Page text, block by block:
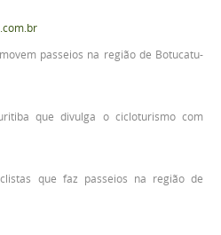
passeios na região de Botucatu-
que divulga o cicloturismo com
que faz passeios na região de